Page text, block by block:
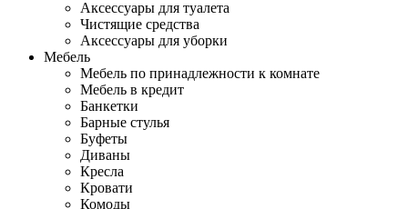
Аксессуары для туалета
Чистящие средства
Аксессуары для уборки
Мебель
Мебель по принадлежности к комнате
Мебель в кредит
Банкетки
Барные стулья
Буфеты
Диваны
Кресла
Кровати
Комоды